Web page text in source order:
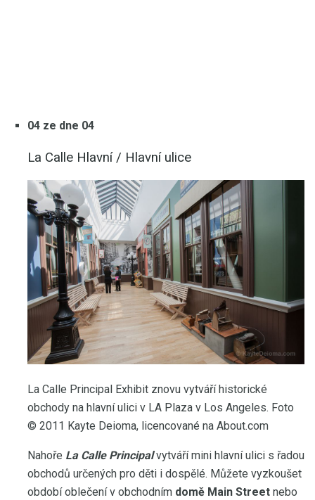
04 ze dne 04
La Calle Hlavní / Hlavní ulice
La Calle Principal Exhibit znovu vytváří historické
obchody na hlavní ulici v LA Plaza v Los Angeles. Foto
© 2011 Kayte Deioma, licencované na About.com
Nahoře La Calle Principalvytváří mini hlavní ulici s řadou
obchodů určených pro děti i dospělé. Můžete vyzkoušet
období oblečení v obchodním domě Main Street nebo